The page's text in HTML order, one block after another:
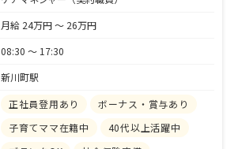
月給 24万円 〜 26万円
08:30 〜 17:30
新川町駅
正社員登用あり
ボーナス・賞与あり
子育てママ在籍中
40代以上活躍中